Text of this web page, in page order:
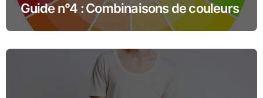
Guide n°4 : Combinaisons de couleurs